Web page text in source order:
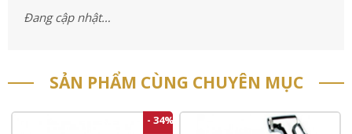
Đang cập nhật…
SẢN PHẨM CÙNG CHUYÊN MỤC
- 34%